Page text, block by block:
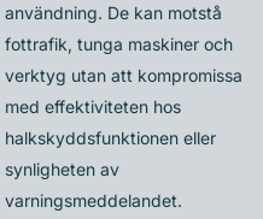
användning. De kan motstå
fottrafik, tunga maskiner och
verktyg utan att kompromissa
med effektiviteten hos
halkskyddsfunktionen eller
synligheten av
varningsmeddelandet.